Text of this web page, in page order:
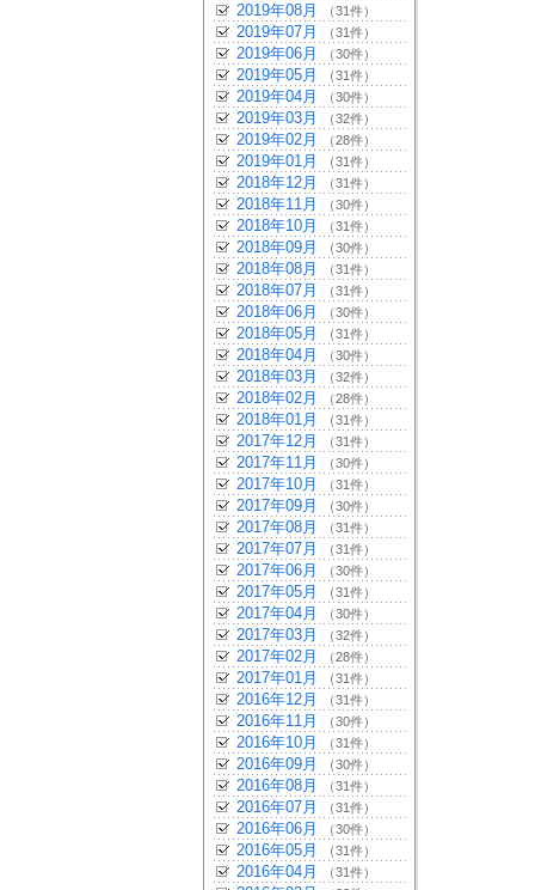
2019年08月 （31件）
2019年07月 （31件）
2019年06月 （30件）
2019年05月 （31件）
2019年04月 （30件）
2019年03月 （32件）
2019年02月 （28件）
2019年01月 （31件）
2018年12月 （31件）
2018年11月 （30件）
2018年10月 （31件）
2018年09月 （30件）
2018年08月 （31件）
2018年07月 （31件）
2018年06月 （30件）
2018年05月 （31件）
2018年04月 （30件）
2018年03月 （32件）
2018年02月 （28件）
2018年01月 （31件）
2017年12月 （31件）
2017年11月 （30件）
2017年10月 （31件）
2017年09月 （30件）
2017年08月 （31件）
2017年07月 （31件）
2017年06月 （30件）
2017年05月 （31件）
2017年04月 （30件）
2017年03月 （32件）
2017年02月 （28件）
2017年01月 （31件）
2016年12月 （31件）
2016年11月 （30件）
2016年10月 （31件）
2016年09月 （30件）
2016年08月 （31件）
2016年07月 （31件）
2016年06月 （30件）
2016年05月 （31件）
2016年04月 （31件）